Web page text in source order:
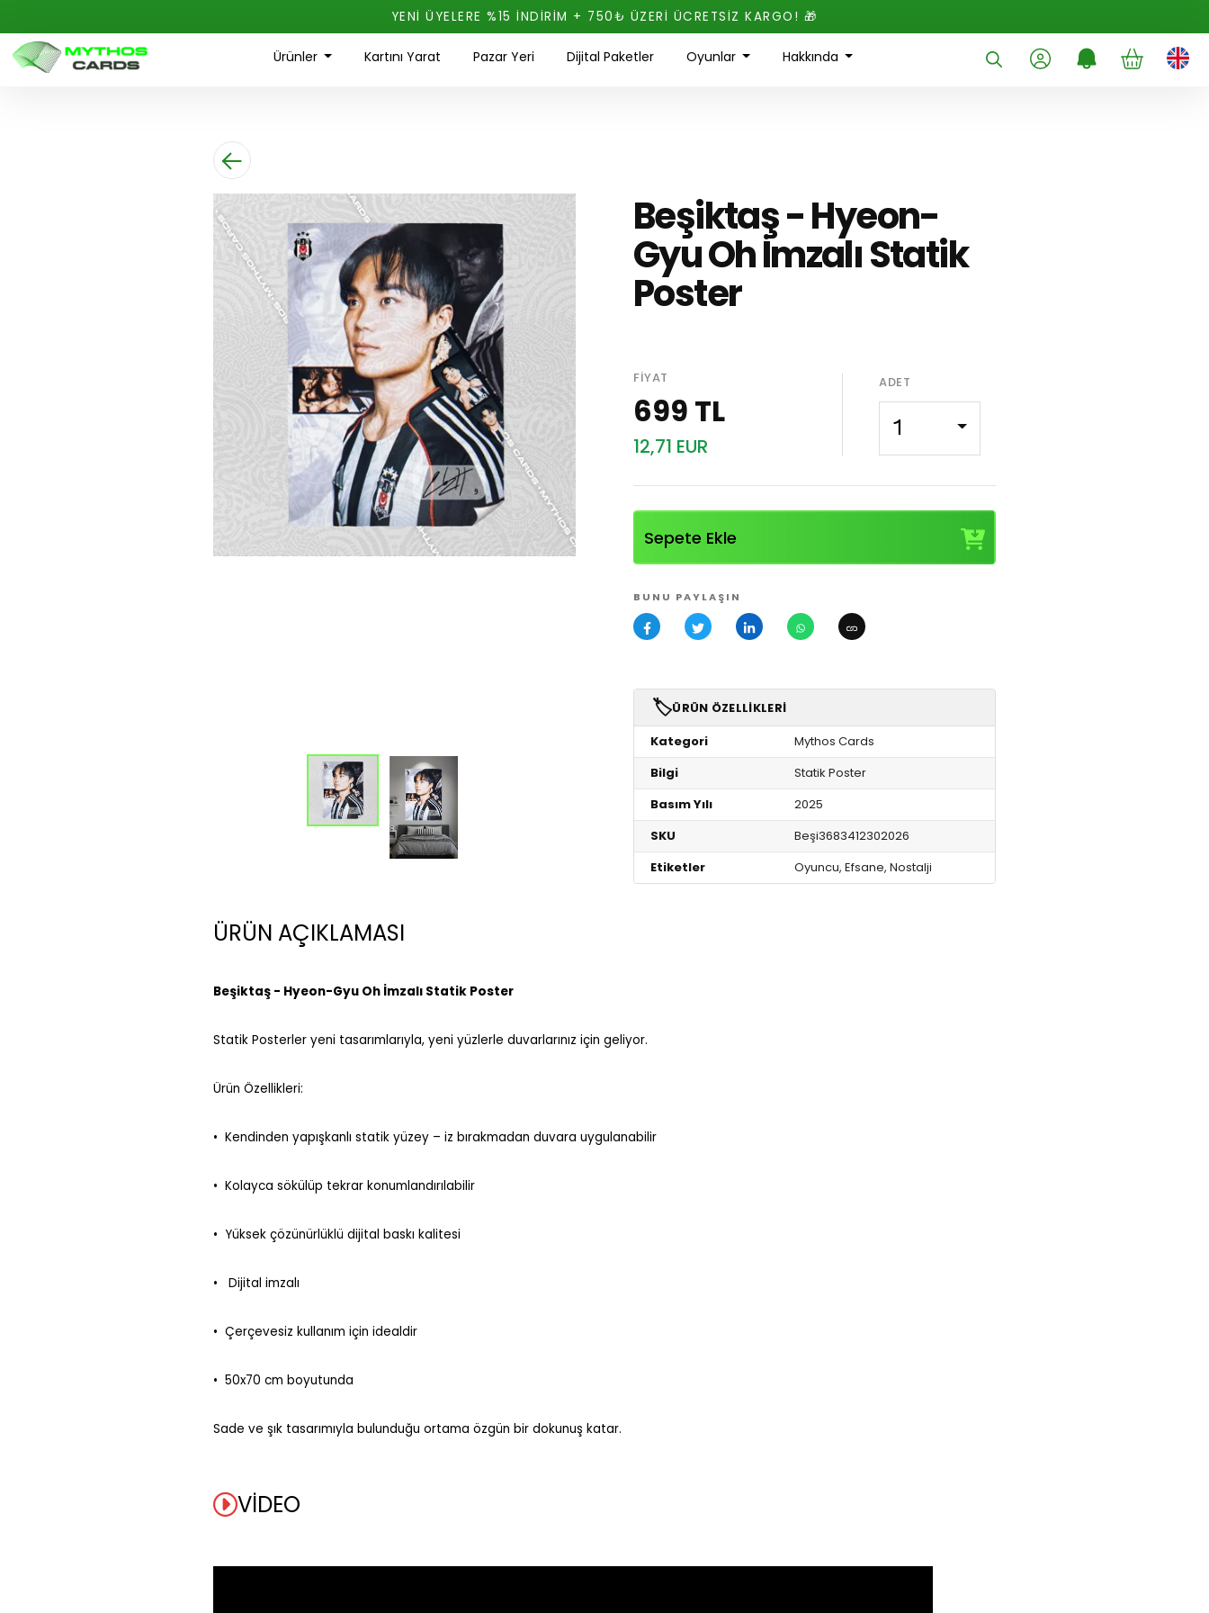
YENİ ÜYELERE %15 İNDİRİM + 750₺ ÜZERİ ÜCRETSİZ KARGO! 🎁
Ürünler Kartını Yarat Pazar Yeri Dijital Paketler Oyunlar Hakkında
Beşiktaş - Hyeon-
Gyu Oh İmzalı Statik
Poster
FIYAT
699 TL
12,71 EUR
ADET
1
Sepete Ekle
BUNU PAYLAŞIN
🏷️ÜRÜN ÖZELLIKLERI
Kategori
Mythos Cards
Bilgi
Statik Poster
Basım Yılı
2025
SKU
Beşi3683412302026
Etiketler
Oyuncu, Efsane, Nostalji
ÜRÜN AÇIKLAMASI
Beşiktaş - Hyeon-Gyu Oh İmzalı Statik Poster
Statik Posterler yeni tasarımlarıyla, yeni yüzlerle duvarlarınız için geliyor.
Ürün Özellikleri:
•⁠ ⁠Kendinden yapışkanlı statik yüzey – iz bırakmadan duvara uygulanabilir
•⁠ ⁠Kolayca sökülüp tekrar konumlandırılabilir
•⁠ ⁠Yüksek çözünürlüklü dijital baskı kalitesi
• Dijital imzalı
•⁠ ⁠Çerçevesiz kullanım için idealdir
•⁠ ⁠50x70 cm boyutunda
Sade ve şık tasarımıyla bulunduğu ortama özgün bir dokunuş katar.
VIDEO